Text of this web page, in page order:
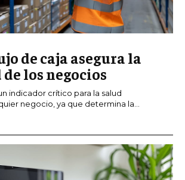
de caja asegura la
los negocios
indicador crítico para la salud
negocio, ya que determina la...